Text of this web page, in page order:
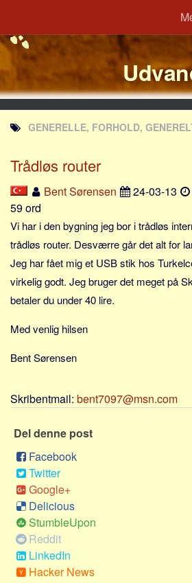
Portal
Udvandrerne.dk
Utvandrerne.no
Utvandrarna.se
Tyskland.dk
England.dk
JLKM.dk
Lande
Tyrkiet
Spanien
Frankrig
Norge
Thailand
Grækenland
Alle
Nøgleord
Bolig
Job
Virksomhed
Investering
Pension og opsparing
GENERELLE, FORHOLD,
Trådløs router
Bent Sørensen 24-03-13
59 ord
Vi har i den bygning jeg bor i trådløs
trådløs router. Desværre går det alt for
Jeg har fået mig et USB stik hos
virkelig godt. Jeg bruger det meget på
betaler du under 40 lire.
Med venlig hilsen
Bent Sørensen
Skribentmail: bent7097@msn.com
Del denne post
Facebook
Twitter
Google+
Delicious
StumbleUpon
Reddit
LinkedIn
Hacker News